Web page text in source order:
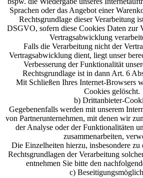
Sprachen oder das Angebot einer
Rechtsgrundlage dieser Verarbeitung
DSGVO, sofern diese Cookies Daten zur
Vertragsabwicklung
Falls die Verarbeitung nicht der
Vertragsabwicklung dient, liegt unser
Verbesserung der Funktionalität
Rechtsgrundlage ist in dann Art. 6
Mit Schließen Ihres Internet-Browsers
Cookies gelöscht.
b) Drittanbieter-
Gegebenenfalls werden mit unserem
von Partnerunternehmen, mit denen wir
der Analyse oder der Funktionalitäten
zusammenarbeiten,
Die Einzelheiten hierzu, insbesondere
Rechtsgrundlagen der Verarbeitung
entnehmen Sie bitte den
c)